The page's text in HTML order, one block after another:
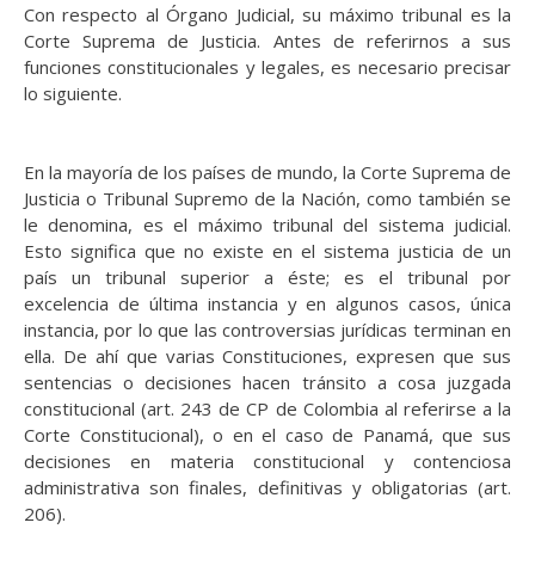
Con respecto al Órgano Judicial, su máximo tribunal es la
Corte Suprema de Justicia. Antes de referirnos a sus
funciones constitucionales y legales, es necesario precisar
lo siguiente.
En la mayoría de los países de mundo, la Corte Suprema de
Justicia o Tribunal Supremo de la Nación, como también se
le denomina, es el máximo tribunal del sistema judicial.
Esto significa que no existe en el sistema justicia de un
país un tribunal superior a éste; es el tribunal por
excelencia de última instancia y en algunos casos, única
instancia, por lo que las controversias jurídicas terminan en
ella. De ahí que varias Constituciones, expresen que sus
sentencias o decisiones hacen tránsito a cosa juzgada
constitucional (art. 243 de CP de Colombia al referirse a la
Corte Constitucional), o en el caso de Panamá, que sus
decisiones en materia constitucional y contenciosa
administrativa son finales, definitivas y obligatorias (art.
206).